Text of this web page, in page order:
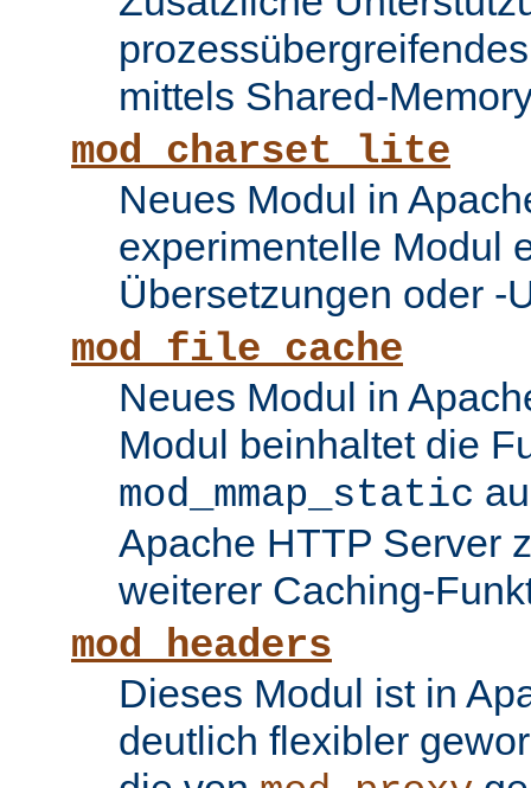
mittels Shared-
mod_charset_lite
Neues Modul in
experimentelle Modul
Übersetzungen oder -
mod_file_cache
Neues Modul in
Modul beinhaltet die
mod_mmap_static
Apache HTTP Server
weiterer Caching-
mod_headers
Dieses Modul ist in
deutlich flexibler